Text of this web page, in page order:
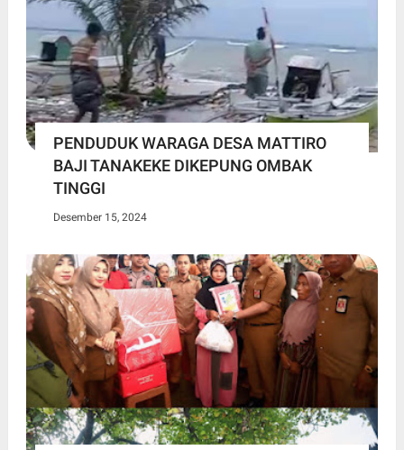
PENDUDUK WARAGA DESA MATTIRO
BAJI TANAKEKE DIKEPUNG OMBAK
TINGGI
Desember 15, 2024